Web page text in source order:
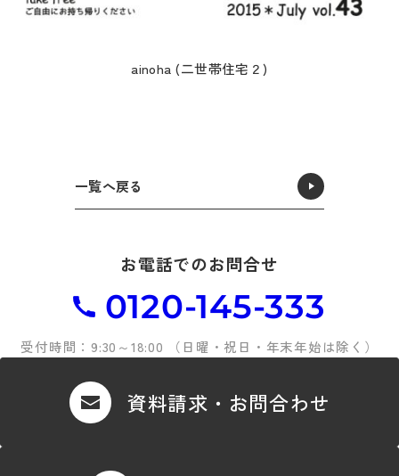
ainoha (二世帯住宅２)
一覧へ戻る
お電話でのお問合せ
0120-145-333
受付時間：9:30～18:00 （日曜・祝日・年末年始は除く）
資料請求・お問合わせ